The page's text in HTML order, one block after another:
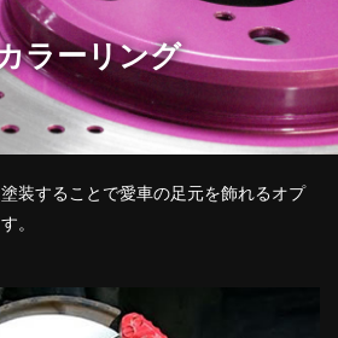
ラーリング
装することで愛車の足元を飾れるオプ
。